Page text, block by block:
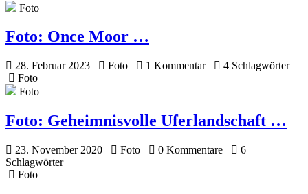
Foto
Foto: Once Moor …
28. Februar 2023 Foto 1 Kommentar
4 Schlagwörter
Foto
Foto
Foto: Geheimnisvolle Uferlandschaft …
23. November 2020 Foto 0 Kommentare
6
Schlagwörter
Foto